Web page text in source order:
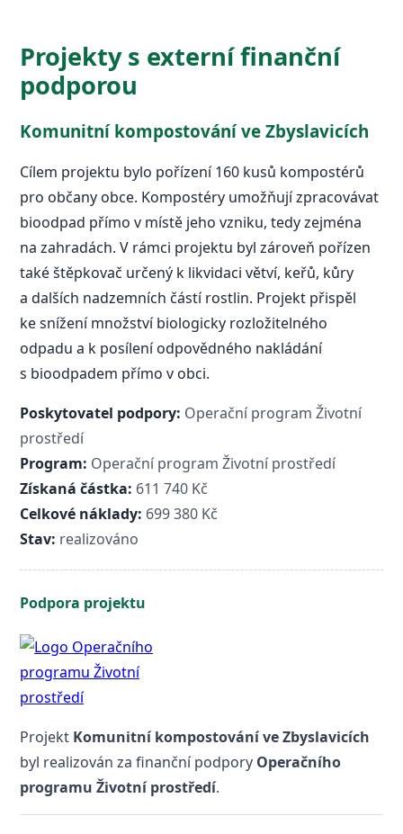
Projekty s externí finanční
podporou
Komunitní kompostování ve Zbyslavicích
Cílem projektu bylo pořízení 160 kusů kompostérů
pro občany obce. Kompostéry umožňují zpracovávat
bioodpad přímo v místě jeho vzniku, tedy zejména
na zahradách. V rámci projektu byl zároveň pořízen
také štěpkovač určený k likvidaci větví, keřů, kůry
a dalších nadzemních částí rostlin. Projekt přispěl
ke snížení množství biologicky rozložitelného
odpadu a k posílení odpovědného nakládání
s bioodpadem přímo v obci.
Poskytovatel podpory: Operační program Životní
prostředí
Program: Operační program Životní prostředí
Získaná částka: 611 740 Kč
Celkové náklady: 699 380 Kč
Stav: realizováno
Podpora projektu
Projekt Komunitní kompostování ve Zbyslavicích
byl realizován za finanční podpory Operačního
programu Životní prostředí.